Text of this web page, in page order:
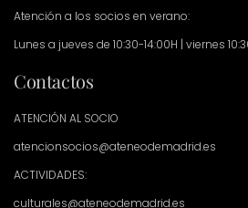
Atención a los socios en verano:
Lunes a jueves de 10:30-14:00H | viernes
Contactos
ATENCIÓN AL SOCIO
atencionsocios@ateneodemadrid.es
ACTIVIDADES:
culturales@ateneodemadrid.es